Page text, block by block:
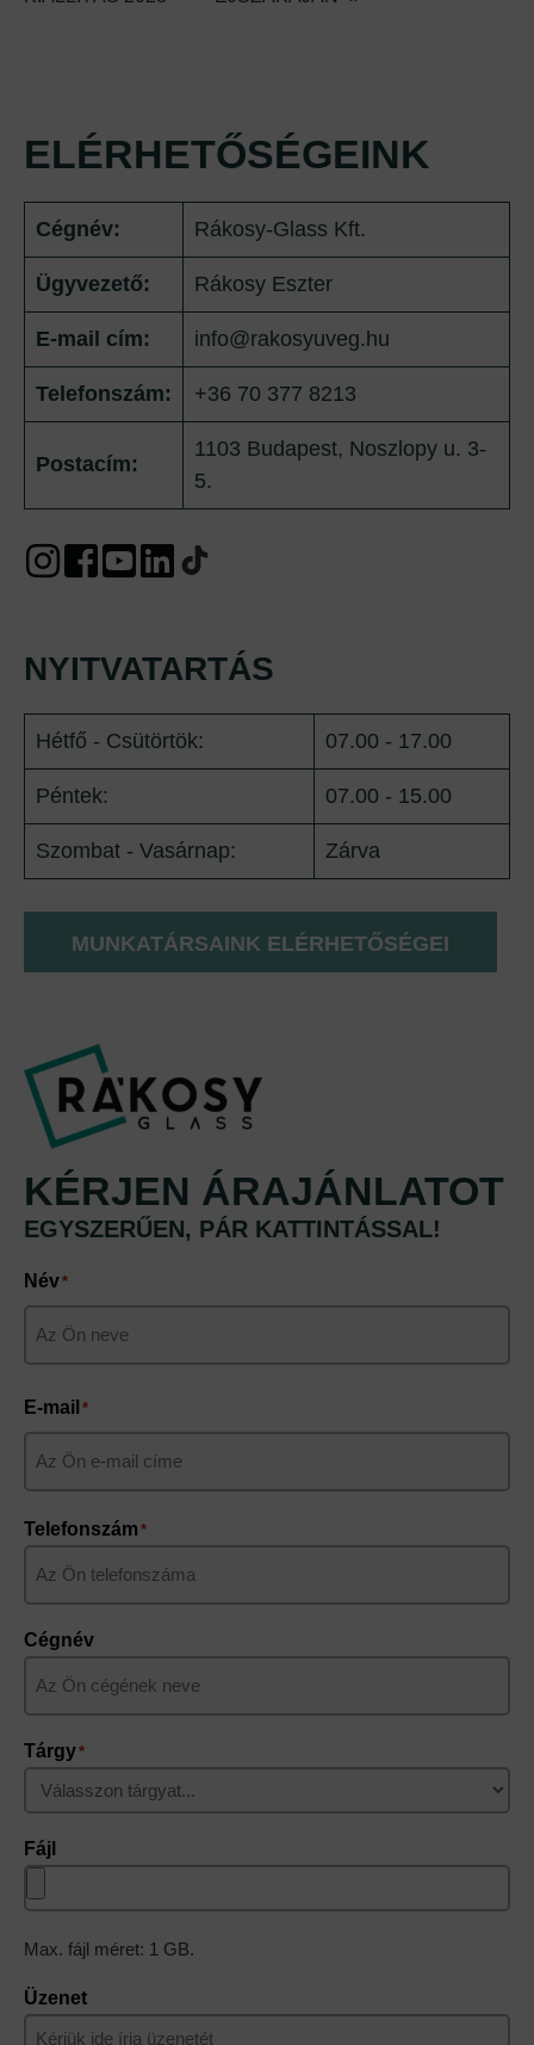
ELÉRHETŐSÉGEINK
Cégnév: Rákosy-Glass Kft.
Ügyvezető: Rákosy Eszter
E-mail cím: info@rakosyuveg.hu
Telefonszám: +36 70 377 8213
Postacím:
1103 Budapest, Noszlopy u. 3-
5.
NYITVATARTÁS
Hétfő - Csütörtök: 07.00 - 17.00
Péntek: 07.00 - 15.00
Szombat - Vasárnap: Zárva
MUNKATÁRSAINK ELÉRHETŐSÉGEI
KÉRJEN ÁRAJÁNLATOT
EGYSZERŰEN, PÁR KATTINTÁSSAL!
Név*
E-mail *
Telefonszám *
Cégnév
Tárgy*
Fájl
Max. fájl méret: 1 GB.
Üzenet